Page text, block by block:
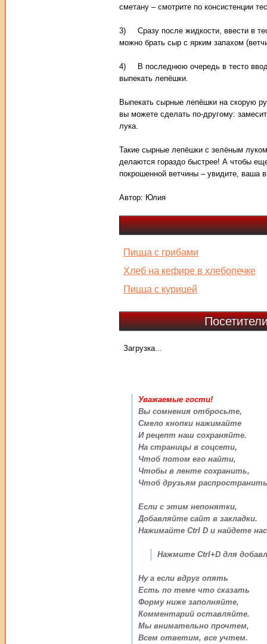
сметану – смотрите по консистенции
3) Сразу после жидкости, ввести в
можно брать сыр с ярким запахом
4) В последнюю очередь в тесто
выпекать лепёшки.
Выпекать сырные лепёшки на скорую
вы можете сделать по-другому:
лука.
Такие сырные лепёшки с зелёным
делаются гораздо быстрее! А чтобы
покрошенной ветчины – увидите, ваша
Автор: Юлия
Пицца с грибами
Хлеб на кефире в хлебопечке
Пицца с курицей
Загрузка...
Уважаемые гости!
Вы сомнения отбросьте,
Смело кнопки нажимайте
И рецепт наш сохраняйте.
На страницы в соцсети,
Чтоб потом его найти,
Чтобы в ленте сохранить,
Чтоб друзьям
Если с этим непонятки,
Добавляйте сайт в закладки.
Нажимайте Ctrl D и найдете
Нажмите Ctrl+D для
Ну а если вдруг опять
Есть по теме что сказать
Форму ниже заполняйте,
Комментарий оставляйте.
Мы внимательно прочтем,
Всем ответим, все учтем.